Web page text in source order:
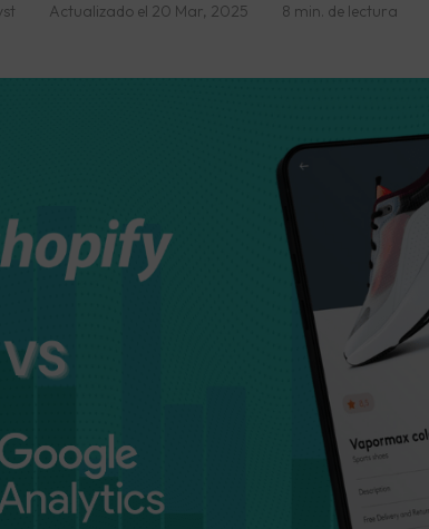
Actualizado el 20 Mar, 2025 8 min. de lectura